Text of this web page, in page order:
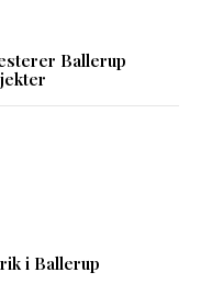
Ballerup
i Ballerup